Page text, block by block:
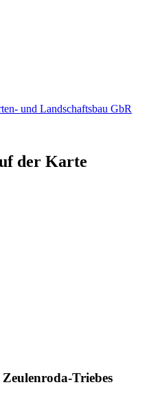
und Landschaftsbau GbR
der Karte
Triebes